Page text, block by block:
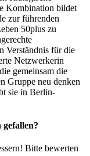
Kombination bildet
zur führenden
50plus zu
Verständnis für die
Netzwerkerin
gemeinsam die
Gruppe neu denken
sie in Berlin-
Bitte bewerten